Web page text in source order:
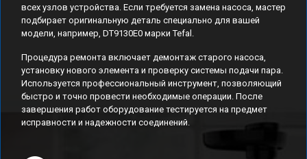
всех узлов устройства. Если требуется замена насоса, мастер
подбирает оригинальную деталь специально для вашей
модели, например, DT9130E0 марки Tefal.
Процедура ремонта включает демонтаж старого насоса,
установку нового элемента и проверку системы подачи пара.
Используется профессиональный инструмент, позволяющий
быстро и точно провести необходимые операции. После
завершения работ оборудование тестируется на предмет
исправности и надежности соединений.